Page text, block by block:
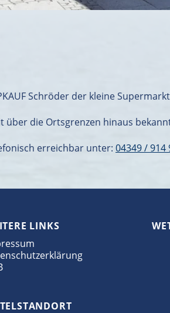
Schröder der kleine
über die Ortsgrenzen hinaus
erreichbar unter: 04349 / 914
LINKS